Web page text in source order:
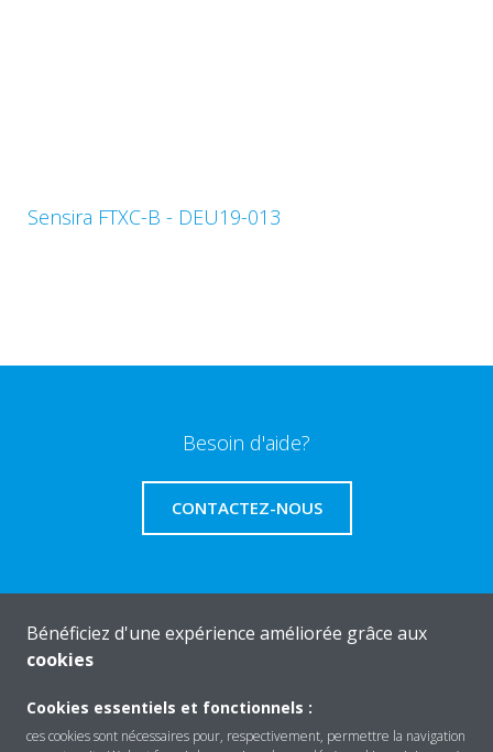
Sensira FTXC-B - DEU19-013
Besoin d'aide?
CONTACTEZ-NOUS
Produits
Bénéficiez d'une expérience améliorée grâce aux
cookies
Cookies essentiels et fonctionnels :
ces cookies sont nécessaires pour, respectivement, permettre la navigation